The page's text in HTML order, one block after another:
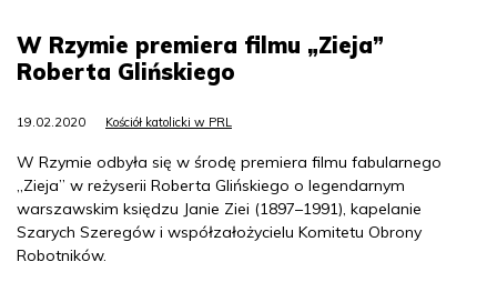
W Rzymie premiera filmu „Zieja”
Roberta Glińskiego
19.02.2020 Kościół katolicki w PRL
W Rzymie odbyła się w środę premiera filmu fabularnego
„Zieja” w reżyserii Roberta Glińskiego o legendarnym
warszawskim księdzu Janie Ziei (1897–1991), kapelanie
Szarych Szeregów i współzałożycielu Komitetu Obrony
Robotników.